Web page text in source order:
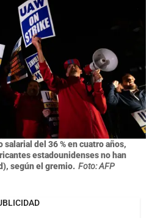
salarial del 36 % en cuatro años,
estadounidenses no han
según el gremio. Foto: AFP